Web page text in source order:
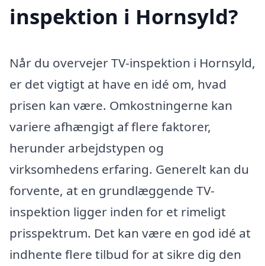
inspektion i Hornsyld?
Når du overvejer TV-inspektion i Hornsyld,
er det vigtigt at have en idé om, hvad
prisen kan være. Omkostningerne kan
variere afhængigt af flere faktorer,
herunder arbejdstypen og
virksomhedens erfaring. Generelt kan du
forvente, at en grundlæggende TV-
inspektion ligger inden for et rimeligt
prisspektrum. Det kan være en god idé at
indhente flere tilbud for at sikre dig den